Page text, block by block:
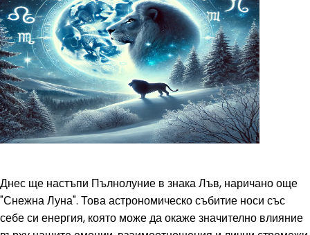
Днес ще настъпи Пълнолуние в знака Лъв, наричано още
"Снежна Луна". Това астрономическо събитие носи със
себе си енергия, която може да окаже значително влияние